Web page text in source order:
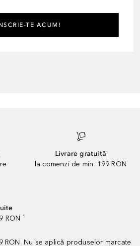
TE ACUM!
Livrare gratuită
la comenzi de min. 199 RON
RON ¹
RON. Nu se aplică produselor marcate